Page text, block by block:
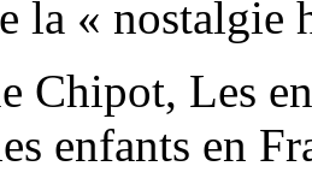
la « nostalgie
Chipot, Les
enfants en